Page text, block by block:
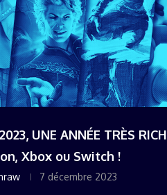
UNE ANNÉE TRÈS
Xbox ou Switch !
7 décembre 2023